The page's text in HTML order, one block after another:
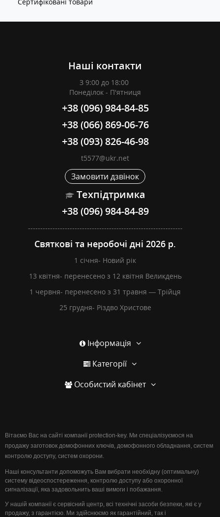
Наші контакти
З 9:00 до 18:00
Понеділок - П'ятниця
+38 (096) 984-84-85
+38 (066) 869-06-76
+38 (093) 826-46-98
t5577@ukr.net
Замовити дзвінок
Техпідтримка
+38 (096) 984-84-89
---------------------------------------------------------------
Святкові та неробочі дні 2026 р.
1 січня- Новий рік
13 квітня- перенесено з 12 квітня Великдень
1 червня- перенесено з 31 травня — Трійця
25 грудня- Різдво Христове
Інформація
Категорії
Особистий кабінет
Вітаємо Вас на сайті компанії protection-key. Ми спеціалізуємося на
продажу заготовок домофонних ключів, домофонного обладнання, систем
контролю доступу, систем охорони.
Наші консультанти допоможуть Вам вибрати необхідну (оптимальну)
систему відеоспостереження, контролю доступу або охоронної
сигналізації, яка задовольнить ваші вимоги і побажання.
У нашій компанії є сервісний центр, всі технічні засоби безпеки, які є у
продажу, з гарантією. Ми здійснюємо як гарантійний, так і